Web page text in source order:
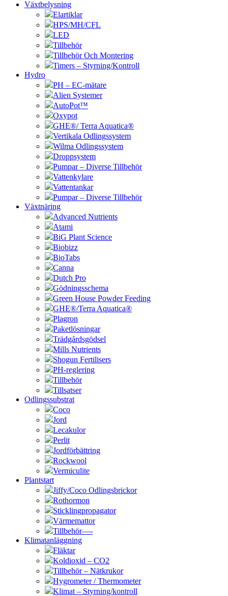
Växtbelysning
Elartiklar
HPS/MH/CFL
LED
Tillbehör
Tillbehör Och Montering
Timers – Styrning/Kontroll
Hydro
PH – EC-mätare
Alien Systemer
AutoPot™
Oxypot
GHE®/ Terra Aquatica®
Vertikala Odlingssystem
Wilma Odlingssystem
Droppsystem
Pumpar – Diverse Tillbehör
Vattenkylare
Vattentankar
Pumpar – Diverse Tillbehör
Växtnäring
Advanced Nutrients
Atami
BiG Plant Science
Biobizz
BioTabs
Canna
Dutch Pro
Gödningsschema
Green House Powder Feeding
GHE®/Terra Aquatica®
Plagron
Paketlösningar
Trädgårdsgödsel
Mills Nutrients
Shogun Fertilisers
PH-reglering
Tillbehör
Tillsatser
Odlingssubstrat
Coco
Jord
Lecakulor
Perlit
Jordförbättring
Rockwool
Vermiculite
Plantstart
Jiffy/Coco Odlingsbrickor
Rothormon
Sticklingpropagator
Värmemattor
Tillbehör—-
Klimatanläggning
Fläktar
Koldioxid – CO2
Tillbehör – Nätkrukor
Hygrometer / Thermometer
Klimat – Styrning/kontroll